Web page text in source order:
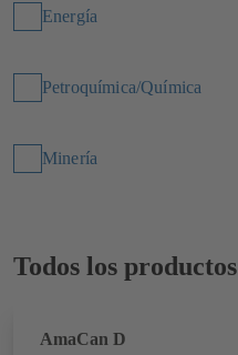
Energía
Petroquímica/Química
Minería
Todos los productos
AmaCan D